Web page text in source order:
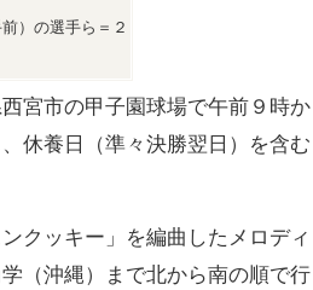
）の選手ら＝２
宮市の甲子園球場で午前９時か
休養日（準々決勝翌日）を含む
クッキー」を編曲したメロディ
（沖縄）まで北から南の順で行